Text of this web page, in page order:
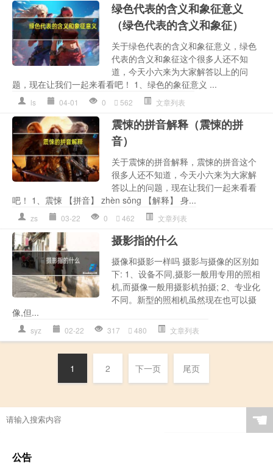
绿色代表的含义和象征意义
（绿色代表的含义和象征）
关于绿色代表的含义和象征意义，绿色
代表的含义和象征这个很多人还不知
道，今天小六来为大家解答以上的问
题，现在让我们一起来看看吧！ 1、绿色的象征意义 ...
ls 04-01 0 562 文章列表
震悚的拼音解释（震悚的拼
音）
关于震悚的拼音解释，震悚的拼音这个
很多人还不知道，今天小六来为大家解
答以上的问题，现在让我们一起来看看
吧！ 1、震悚 【拼音】 zhèn sǒng 【解释】 身...
zs 03-22 0 462 文章列表
摄影指的什么
摄像和摄影一样吗 摄影与摄像的区别如
下: 1、设备不同,摄影一般用专用的照相
机,而摄像一般用摄影机拍摄; 2、专业化
不同。新型的照相机虽然现在也可以摄
像,但...
syz 02-22 317 480 文章列表
1 2 下一页 尾页
☚
公告